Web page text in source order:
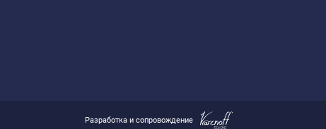
Разработка и сопровождение